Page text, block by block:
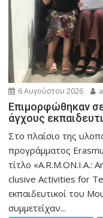
6 Αυγούστου 2026
Eπιμορφώθηκαν
άγχους
Στο πλαίσιο της
προγράμματος
τίτλο «A.R.M.ON.I.A.:
clusive Activities for
εκπαιδευτικοί του
συμμετείχαν...